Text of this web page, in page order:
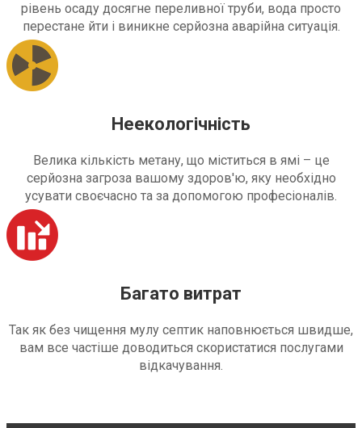
рівень осаду досягне переливної труби, вода просто
перестане йти і виникне серйозна аварійна ситуація.
Неекологічність
Велика кількість метану, що міститься в ямі – це
серйозна загроза вашому здоров'ю, яку необхідно
усувати своєчасно та за допомогою професіоналів.
Багато витрат
Так як без чищення мулу септик наповнюється швидше,
вам все частіше доводиться скористатися послугами
відкачування.